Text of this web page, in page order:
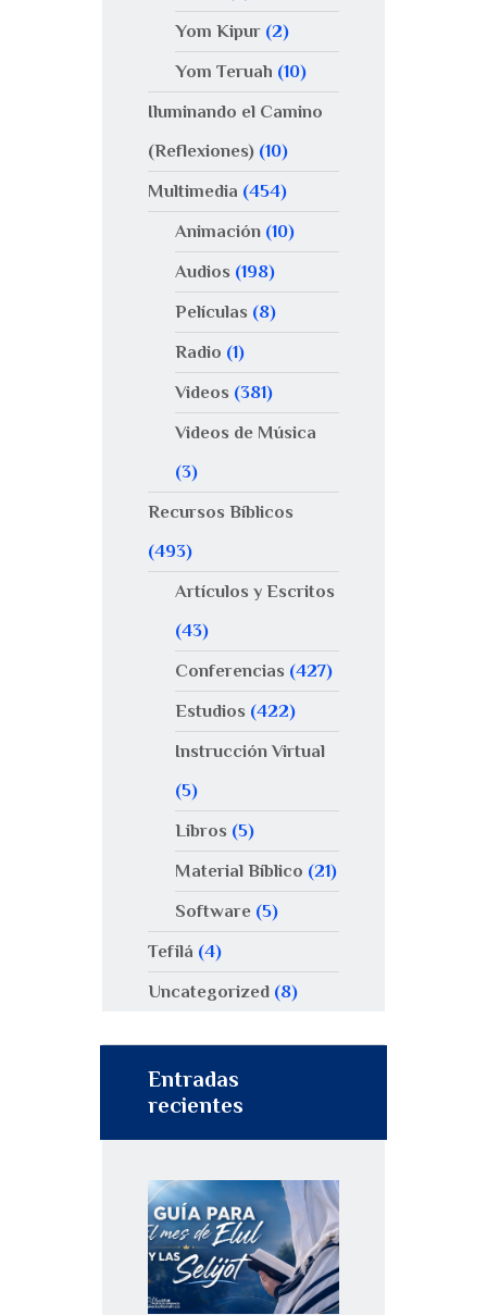
Yom Kipur(2)
Yom Teruah (10)
Iluminando el Camino
(Reflexiones) (10)
Multimedia (454)
Animación(10)
Audios (198)
Películas (8)
Radio (1)
Videos (381)
Videos de Música
(3)
Recursos Bíblicos
(493)
Artículos y Escritos
(43)
Conferencias (427)
Estudios (422)
Instrucción Virtual
(5)
Libros (5)
Material Bíblico (21)
Software(5)
Tefilá (4)
Uncategorized (8)
Entradas
recientes